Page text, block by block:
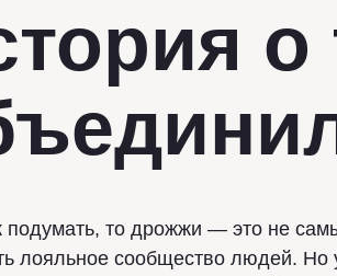
подумать, то дрожжи — это не
лояльное сообщество людей.